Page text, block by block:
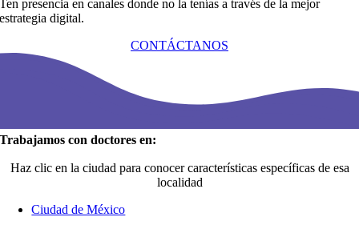
Ten presencia en canales donde no la tenías a través de la mejor
estrategia digital.
CONTÁCTANOS
Trabajamos con doctores en:
Haz clic en la ciudad para conocer características específicas de esa
localidad
Ciudad de México